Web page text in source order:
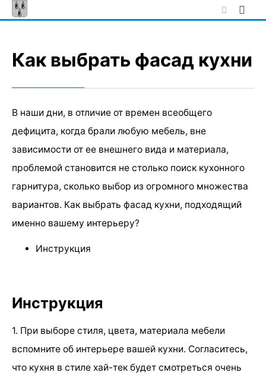
Skip
to
Как выбрать фасад кухни
В наши дни, в отличие от времен всеобщего
дефицита, когда брали любую мебель, вне
зависимости от ее внешнего вида и материала,
проблемой становится не столько поиск кухонного
гарнитура, сколько выбор из огромного множества
вариантов. Как выбрать фасад кухни, подходящий
именно вашему интерьеру?
Инструкция
Инструкция
1. При выборе стиля, цвета, материала мебели
вспомните об интерьере вашей кухни. Согласитесь,
что кухня в стиле хай-тек будет смотреться очень